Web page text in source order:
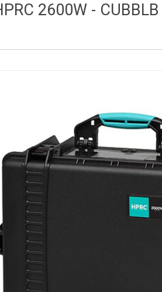
2600W - CUBBLB